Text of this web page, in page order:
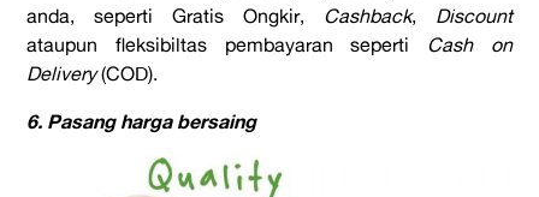
anda, seperti Gratis Ongkir, Cashback, Discount
ataupun fleksibiltas pembayaran seperti Cash on
Delivery(COD).
6. Pasang harga bersaing